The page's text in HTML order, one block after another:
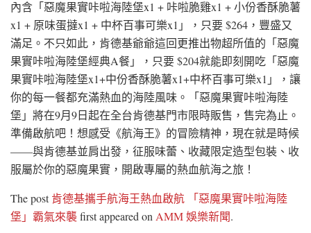
內含「惡魔果實咔啦海陸堡x1 + 咔啦脆雞x1 + 小份香酥脆薯
x1 + 原味蛋撻x1 + 中杯百事可樂x1」，只要 $264，豐盛又
滿足。不只如此，肯德基爺爺這回更推出物超所值的「惡魔
果實咔啦海陸堡經典A餐」，只要 $204就能即刻開吃「惡魔
果實咔啦海陸堡x1+中份香酥脆薯x1+中杯百事可樂x1」，讓
你的每一餐都充滿熱血的海陸風味。「惡魔果實咔啦海陸
堡」將在9月9日起在全台肯德基門市限時販售，售完為止。
準備啟航吧！想感受《航海王》的冒險精神，現在就是時候
——與肯德基並肩出發，征服味蕾、收藏限定造型包裝、收
服屬於你的惡魔果實，開啟專屬的熱血航海之旅！
The post肯德基攜手航海王熱血啟航 「惡魔果實咔啦海陸
堡」霸氣來襲first appeared on AMM 娛樂新聞.